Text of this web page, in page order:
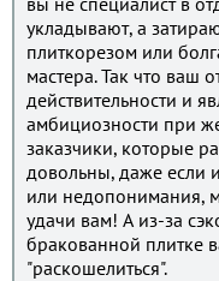
укладывают, а
плиткорезом или
мастера. Так что ваш
действительности и
амбициозности при
заказчики, которые
довольны, даже если
или недопонимания,
удачи вам! А из-за
бракованной плитке
"раскошелиться".